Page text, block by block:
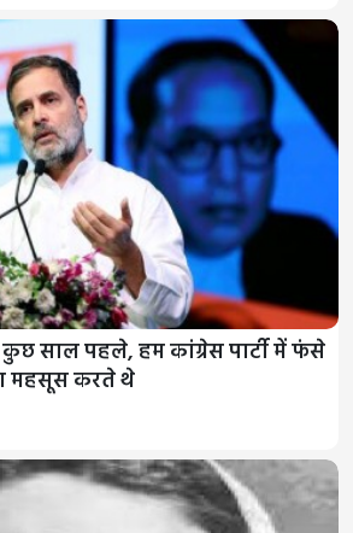
साल पहले, हम कांग्रेस पार्टी में फंसे
महसूस करते थे